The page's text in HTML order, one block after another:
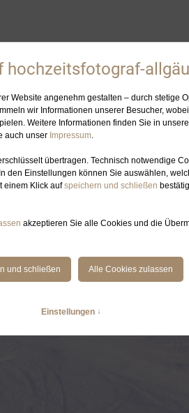
SKIHOCHZEIT